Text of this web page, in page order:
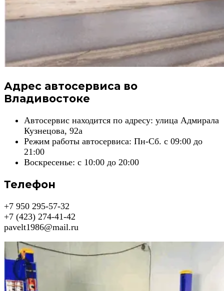
Адрес автосервиса во
Владивостоке
Автосервис находится по адресу: улица Адмирала
Кузнецова, 92а
Режим работы автосервиса: Пн-Сб. c 09:00 до
21:00
Воскресенье: c 10:00 до 20:00
Телефон
+7 950 295-57-32
+7 (423) 274-41-42
pavelt1986@mail.ru